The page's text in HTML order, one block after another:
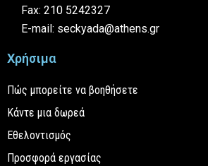
Fax: 210 5242327
E-mail: seckyada@athens.gr
Χρήσιμα
Πώς μπορείτε να βοηθήσετε
Κάντε μια δωρεά
Εθελοντισμός
Προσφορά εργασίας